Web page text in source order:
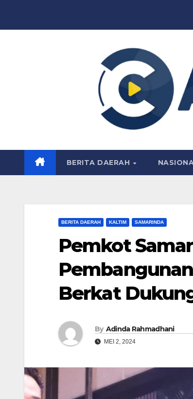
BERITA DAERAH
BERITA DAERAH KALTIM SAMARINDA
Pemkot
Berkat
By Adinda Rahmadhani
MEI 2, 2024